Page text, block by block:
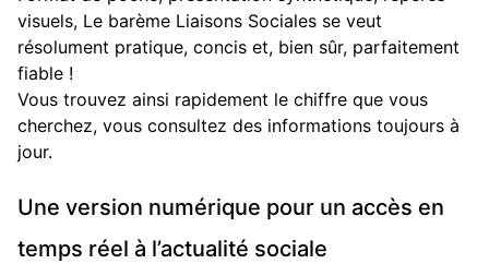
visuels, Le barème Liaisons Sociales se veut
résolument pratique, concis et, bien sûr, parfaitement
fiable !
Vous trouvez ainsi rapidement le chiffre que vous
cherchez, vous consultez des informations toujours à
jour.
Une version numérique pour un accès en
temps réel à l’actualité sociale